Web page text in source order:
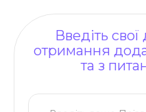
Введіть
отримання
та з